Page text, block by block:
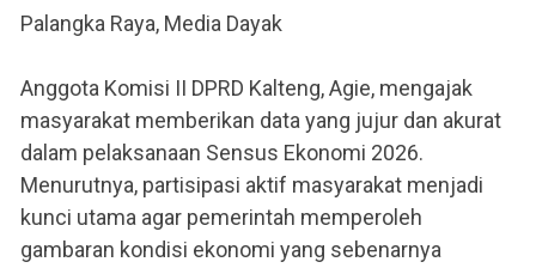
Palangka Raya, Media Dayak
Anggota Komisi II DPRD Kalteng, Agie, mengajak
masyarakat memberikan data yang jujur dan akurat
dalam pelaksanaan Sensus Ekonomi 2026.
Menurutnya, partisipasi aktif masyarakat menjadi
kunci utama agar pemerintah memperoleh
gambaran kondisi ekonomi yang sebenarnya